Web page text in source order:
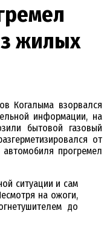
жилых
Когалыма взорвался
информации, на
бытовой газовый
от
прогремел
ситуации и сам
на ожоги,
до